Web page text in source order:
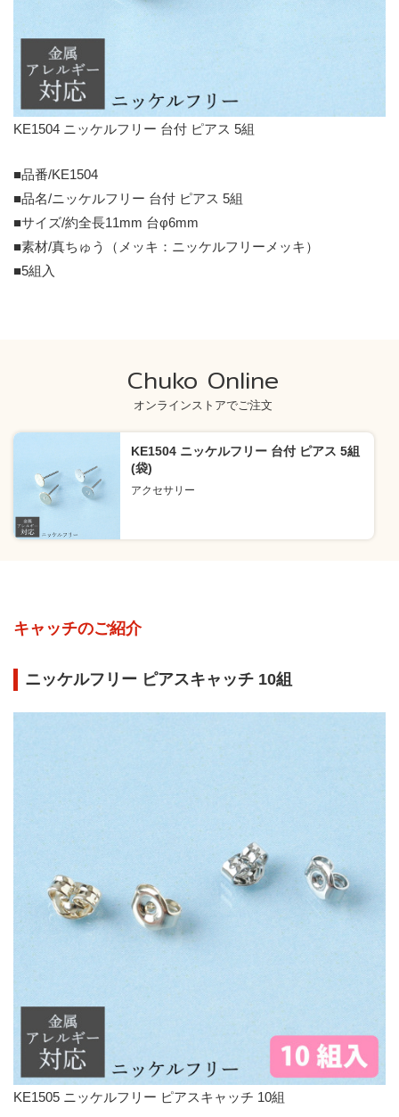
KE1504 ニッケルフリー 台付 ピアス 5組
■品番/KE1504
■品名/ニッケルフリー 台付 ピアス 5組
■サイズ/約全長11mm 台φ6mm
■素材/真ちゅう（メッキ：ニッケルフリーメッキ）
■5組入
Chuko Online
オンラインストアでご注文
KE1504 ニッケルフリー 台付 ピアス 5組
(袋)
アクセサリー
キャッチのご紹介
ニッケルフリー ピアスキャッチ 10組
KE1505 ニッケルフリー ピアスキャッチ 10組